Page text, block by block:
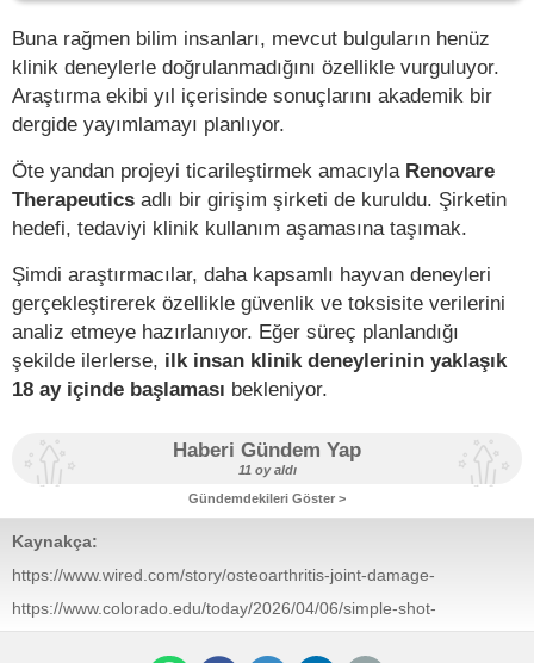
Buna rağmen bilim insanları, mevcut bulguların henüz
klinik deneylerle doğrulanmadığını özellikle vurguluyor.
Araştırma ekibi yıl içerisinde sonuçlarını akademik bir
dergide yayımlamayı planlıyor.
Öte yandan projeyi ticarileştirmek amacıyla Renovare
Therapeutics adlı bir girişim şirketi de kuruldu. Şirketin
hedefi, tedaviyi klinik kullanım aşamasına taşımak.
Şimdi araştırmacılar, daha kapsamlı hayvan deneyleri
gerçekleştirerek özellikle güvenlik ve toksisite verilerini
analiz etmeye hazırlanıyor. Eğer süreç planlandığı
şekilde ilerlerse, ilk insan klinik deneylerinin yaklaşık
18 ay içinde başlaması bekleniyor.
Haberi Gündem Yap
11 oy aldı
Gündemdekileri Göster >
Kaynakça:
https://www.wired.com/story/osteoarthritis-joint-damage-
https://www.colorado.edu/today/2026/04/06/simple-shot-
shows-promise-reverse-osteoarthritis-within-weeks